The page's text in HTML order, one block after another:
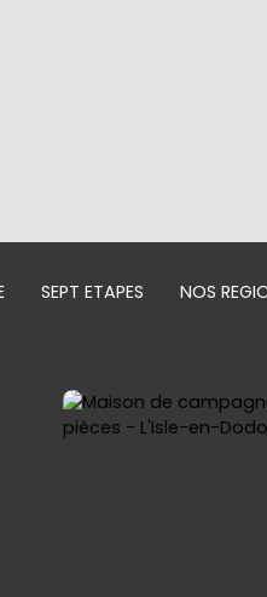
SEPT ETAPES NOS